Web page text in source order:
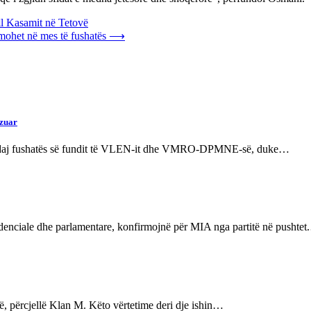
në Tetovë
në mes të fushatës ⟶
fushatës së fundit të VLEN-it dhe VMRO-DPMNE-së, duke…
dhe parlamentare, konfirmojnë për MIA nga partitë në
përcjellë Klan M. Këto vërtetime deri dje ishin…